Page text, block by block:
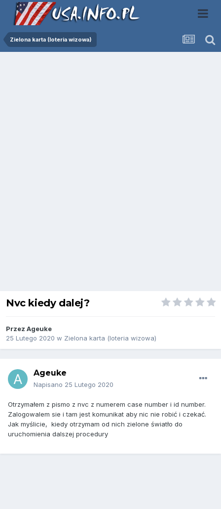
Zielona karta (loteria wizowa)
Nvc kiedy dalej?
Przez Ageuke
25 Lutego 2020 w Zielona karta (loteria wizowa)
Ageuke
Napisano 25 Lutego 2020
Otrzymałem z pismo z nvc z numerem case number i id number.
Zalogowalem sie i tam jest komunikat aby nic nie robić i czekać.
Jak myślicie, kiedy otrzymam od nich zielone światło do
uruchomienia dalszej procedury